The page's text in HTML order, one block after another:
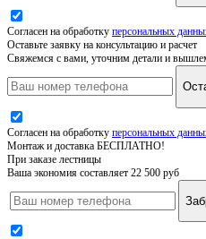
Согласен на обработку персональных
Оставьте заявку на консультацию и расчет
Свяжемся с вами, уточним детали и
Согласен на обработку персональных
Монтаж и доставка БЕСПЛАТНО!
При заказе лестницы
Ваша экономия составляет 22 500 руб